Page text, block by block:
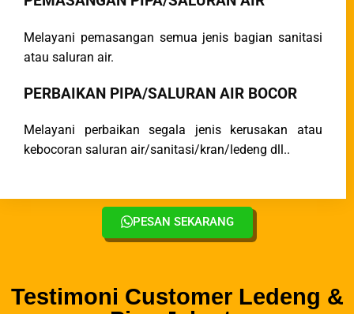
Melayani pemasangan semua jenis bagian sanitasi
atau saluran air.
PERBAIKAN PIPA/SALURAN AIR BOCOR
Melayani perbaikan segala jenis kerusakan atau
kebocoran saluran air/sanitasi/kran/ledeng dll..
PESAN SEKARANG
Testimoni Customer Ledeng &